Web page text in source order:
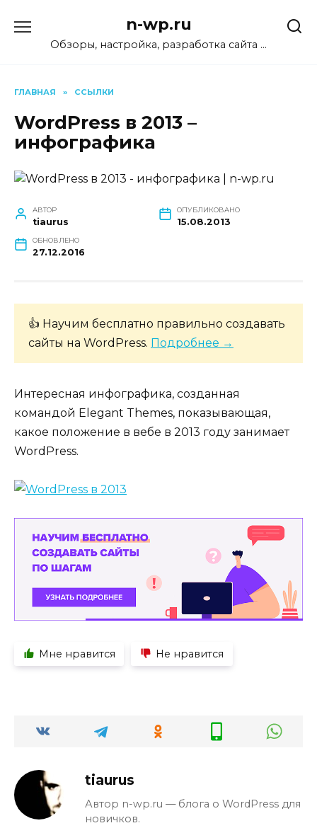
содержанию
n-wp.ru
Обзоры, настройка, разработка сайта …
ГЛАВНАЯ » ССЫЛКИ
WordPress в 2013 –
инфографика
АВТОР
tiaurus
ОПУБЛИКОВАНО
15.08.2013
ОБНОВЛЕНО
27.12.2016
👍 Научим бесплатно правильно создавать
сайты на WordPress. Подробнее →
Интересная инфографика, созданная
командой Elegant Themes, показывающая,
какое положение в вебе в 2013 году занимает
WordPress.
Мне нравится Не нравится
tiaurus
Автор n-wp.ru — блога о WordPress для
новичков.